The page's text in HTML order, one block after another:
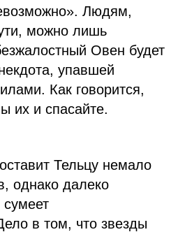
Людям,
можно лишь
Овен будет
упавшей
Как говорится,
их и спасайте.
Тельцу немало
однако далеко
в том, что звезды